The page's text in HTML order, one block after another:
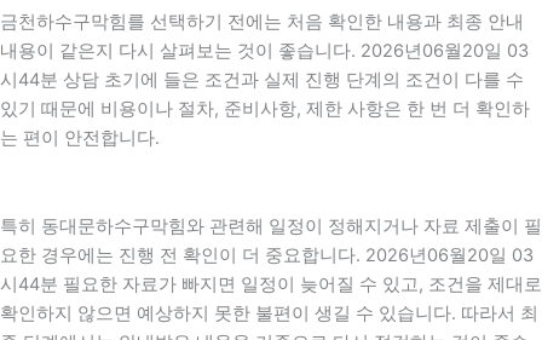
금천하수구막힘를 선택하기 전에는 처음 확인한 내용과 최종 안내
내용이 같은지 다시 살펴보는 것이 좋습니다. 2026년06월20일 03
시44분 상담 초기에 들은 조건과 실제 진행 단계의 조건이 다를 수
있기 때문에 비용이나 절차, 준비사항, 제한 사항은 한 번 더 확인하
는 편이 안전합니다.
특히 동대문하수구막힘와 관련해 일정이 정해지거나 자료 제출이 필
요한 경우에는 진행 전 확인이 더 중요합니다. 2026년06월20일 03
시44분 필요한 자료가 빠지면 일정이 늦어질 수 있고, 조건을 제대로
확인하지 않으면 예상하지 못한 불편이 생길 수 있습니다. 따라서 최